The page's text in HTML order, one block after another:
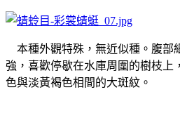
本種外觀特殊，無近似種。腹部
強，喜歡停歇在水庫周圍的樹枝上
色與淡黃褐色相間的大斑紋。